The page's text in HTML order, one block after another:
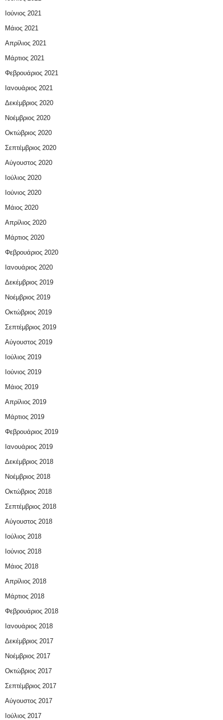
Ιούνιος 2021
Μάιος 2021
Απρίλιος 2021
Μάρτιος 2021
Φεβρουάριος 2021
Ιανουάριος 2021
Δεκέμβριος 2020
Νοέμβριος 2020
Οκτώβριος 2020
Σεπτέμβριος 2020
Αύγουστος 2020
Ιούλιος 2020
Ιούνιος 2020
Μάιος 2020
Απρίλιος 2020
Μάρτιος 2020
Φεβρουάριος 2020
Ιανουάριος 2020
Δεκέμβριος 2019
Νοέμβριος 2019
Οκτώβριος 2019
Σεπτέμβριος 2019
Αύγουστος 2019
Ιούλιος 2019
Ιούνιος 2019
Μάιος 2019
Απρίλιος 2019
Μάρτιος 2019
Φεβρουάριος 2019
Ιανουάριος 2019
Δεκέμβριος 2018
Νοέμβριος 2018
Οκτώβριος 2018
Σεπτέμβριος 2018
Αύγουστος 2018
Ιούλιος 2018
Ιούνιος 2018
Μάιος 2018
Απρίλιος 2018
Μάρτιος 2018
Φεβρουάριος 2018
Ιανουάριος 2018
Δεκέμβριος 2017
Νοέμβριος 2017
Οκτώβριος 2017
Σεπτέμβριος 2017
Αύγουστος 2017
Ιούλιος 2017